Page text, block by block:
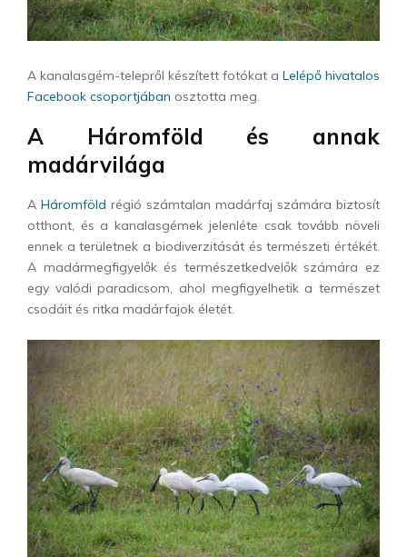
A kanalasgém-telepről készített fotókat a Lelépő hivatalos
Facebook csoportjában osztotta meg.
A Háromföld és annak
madárvilága
A Háromföld régió számtalan madárfaj számára biztosít
otthont, és a kanalasgémek jelenléte csak tovább növeli
ennek a területnek a biodiverzitását és természeti értékét.
A madármegfigyelők és természetkedvelők számára ez
egy valódi paradicsom, ahol megfigyelhetik a természet
csodáit és ritka madárfajok életét.